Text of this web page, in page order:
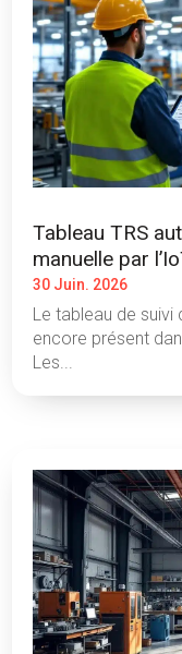
Tableau TRS
manuelle par
30 Juin. 2026
Le tableau de suivi
encore présent
Les...